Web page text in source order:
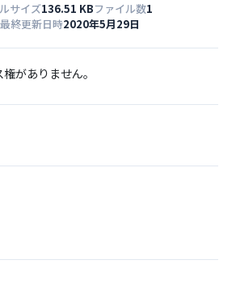
サイズ136.51 KBファイル数1
最終更新日時2020年5月29日
がありません。